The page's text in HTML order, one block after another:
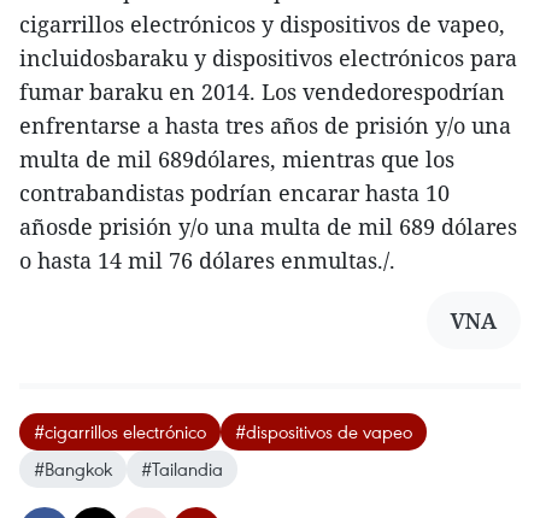
cigarrillos electrónicos y dispositivos de vapeo,
incluidosbaraku y dispositivos electrónicos para
fumar baraku en 2014. Los vendedorespodrían
enfrentarse a hasta tres años de prisión y/o una
multa de mil 689dólares, mientras que los
contrabandistas podrían encarar hasta 10
añosde prisión y/o una multa de mil 689 dólares
o hasta 14 mil 76 dólares enmultas./.
VNA
#cigarrillos electrónico
#dispositivos de vapeo
#Bangkok
#Tailandia